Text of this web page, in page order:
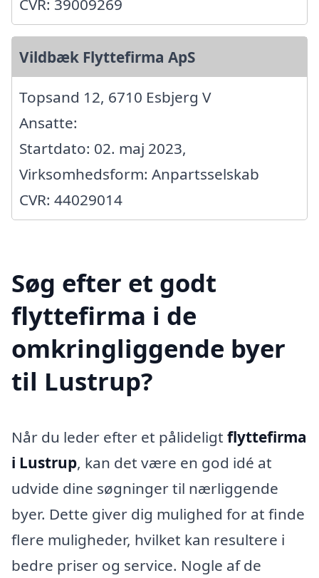
CVR: 39009269
Vildbæk Flyttefirma ApS
Topsand 12, 6710 Esbjerg V
Ansatte:
Startdato: 02. maj 2023,
Virksomhedsform: Anpartsselskab
CVR: 44029014
Søg efter et godt
flyttefirma i de
omkringliggende byer
til Lustrup?
Når du leder efter et pålideligt flyttefirma
i Lustrup, kan det være en god idé at
udvide dine søgninger til nærliggende
byer. Dette giver dig mulighed for at finde
flere muligheder, hvilket kan resultere i
bedre priser og service. Nogle af de